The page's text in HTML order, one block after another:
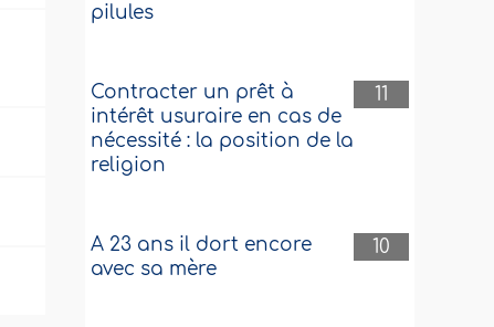
pilules
11
Contracter un prêt à
intérêt usuraire en cas de
nécessité : la position de la
religion
10
A 23 ans il dort encore
avec sa mère